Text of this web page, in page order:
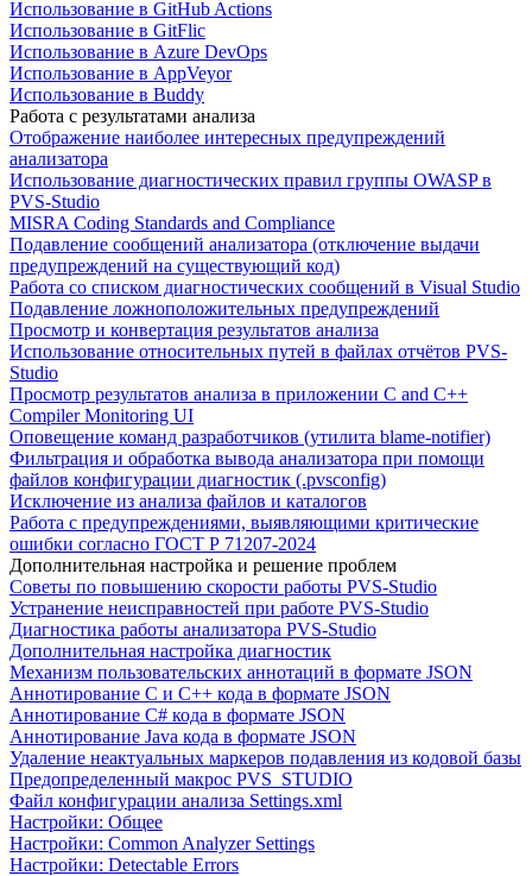
Использование в GitHub Actions
Использование в GitFlic
Использование в Azure DevOps
Использование в AppVeyor
Использование в Buddy
Работа с результатами анализа
Отображение наиболее интересных предупреждений
анализатора
Использование диагностических правил группы OWASP в
PVS-Studio
MISRA Coding Standards and Compliance
Подавление сообщений анализатора (отключение выдачи
предупреждений на существующий код)
Работа со списком диагностических сообщений в Visual Studio
Подавление ложноположительных предупреждений
Просмотр и конвертация результатов анализа
Использование относительных путей в файлах отчётов PVS-
Studio
Просмотр результатов анализа в приложении C and C++
Compiler Monitoring UI
Оповещение команд разработчиков (утилита blame-notifier)
Фильтрация и обработка вывода анализатора при помощи
файлов конфигурации диагностик (.pvsconfig)
Исключение из анализа файлов и каталогов
Работа с предупреждениями, выявляющими критические
ошибки согласно ГОСТ Р 71207-2024
Дополнительная настройка и решение проблем
Советы по повышению скорости работы PVS-Studio
Устранение неисправностей при работе PVS-Studio
Диагностика работы анализатора PVS-Studio
Дополнительная настройка диагностик
Механизм пользовательских аннотаций в формате JSON
Аннотирование C и C++ кода в формате JSON
Аннотирование C# кода в формате JSON
Аннотирование Java кода в формате JSON
Удаление неактуальных маркеров подавления из кодовой базы
Предопределенный макрос PVS_STUDIO
Файл конфигурации анализа Settings.xml
Настройки: Общее
Настройки: Common Analyzer Settings
Настройки: Detectable Errors